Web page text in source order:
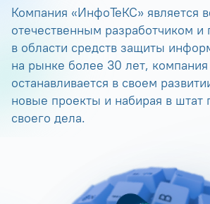
Компания «ИнфоТеКС» является
отечественным разработчиком и
в области средств защиты
на рынке более 30 лет,
останавливается в своем
новые проекты и набирая в штат
своего дела.